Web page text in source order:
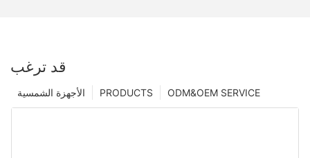
قد ترغب
ODM&OEM SERVICE
PRODUCTS الأجهزة الشمسية